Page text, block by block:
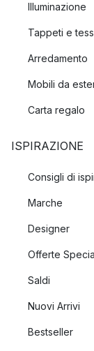
Illuminazione
Tappeti e
Arredamento
Mobili da
Carta regalo
ISPIRAZIONE
Consigli di
Marche
Designer
Offerte
Saldi
Nuovi Arrivi
Bestseller